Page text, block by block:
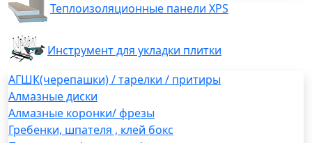
Теплоизоляционные панели XPS
Инструмент для укладки плитки
АГШК(черепашки) / тарелки / притиры
Алмазные диски
Алмазные коронки/ фрезы
Гребенки, шпателя , клей бокс